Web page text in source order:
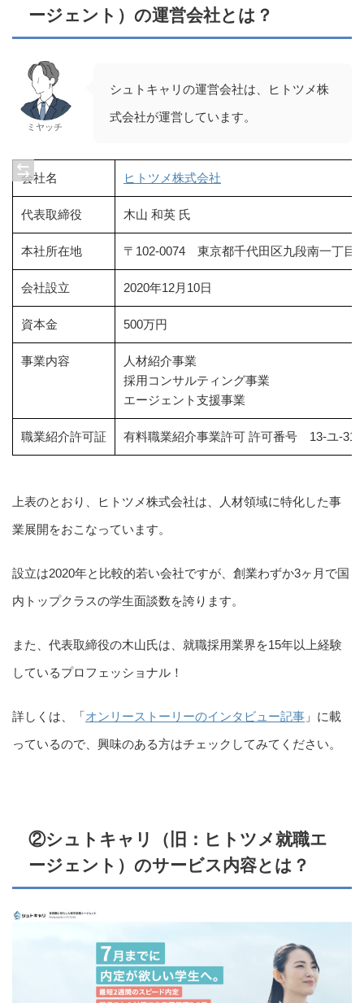
ージェント）の運営会社とは？
ミヤッチ
シュトキャリの運営会社は、ヒトツメ株
式会社が運営しています。
会社名 ヒトツメ株式会社
代表取締役 木山 和英 氏
本社所在地 〒102-0074 東京都千代田区九段南一丁目
会社設立 2020年12月10日
資本金 500万円
事業内容
人材紹介事業
採用コンサルティング事業
エージェント支援事業
職業紹介許可証 有料職業紹介事業許可 許可番号 13-ユ-
上表のとおり、ヒトツメ株式会社は、人材領域に特化した事
業展開をおこなっています。
設立は2020年と比較的若い会社ですが、創業わずか3ヶ月で国
内トップクラスの学生面談数を誇ります。
また、代表取締役の木山氏は、就職採用業界を15年以上経験
しているプロフェッショナル！
詳しくは、「オンリーストーリーのインタビュー記事 」に載
っているので、興味のある方はチェックしてみてください。
②シュトキャリ（旧：ヒトツメ就職エ
ージェント）のサービス内容とは？